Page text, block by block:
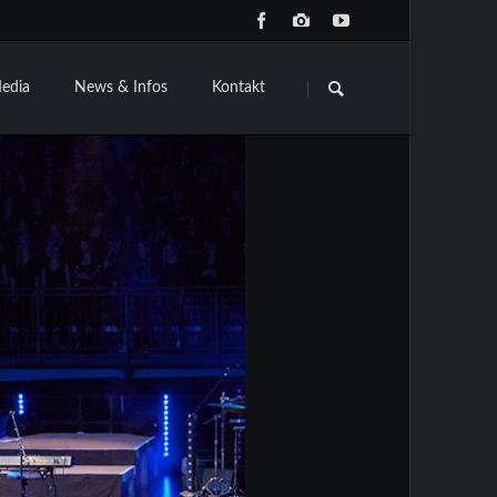
überspringen
News & Infos Kontakt